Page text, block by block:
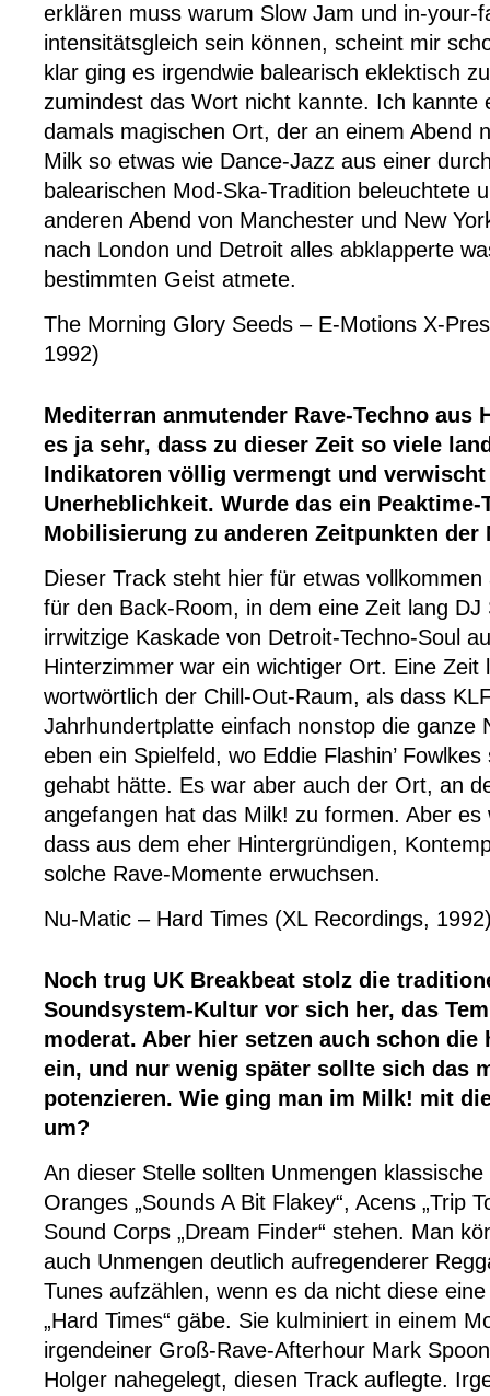
erklären muss warum Slow Jam und in-your-
intensitätsgleich sein können, scheint mir
klar ging es irgendwie balearisch eklektisch
zumindest das Wort nicht kannte. Ich kannte
damals magischen Ort, der an einem Abend
Milk so etwas wie Dance-Jazz aus einer
balearischen Mod-Ska-Tradition beleuchtete
anderen Abend von Manchester und New
nach London und Detroit alles abklapperte
bestimmten Geist atmete.
The Morning Glory Seeds – E-Motions X-
1992)
Mediterran anmutender Rave-Techno aus
es ja sehr, dass zu dieser Zeit so viele
Indikatoren völlig vermengt und
Unerheblichkeit. Wurde das ein Peaktime-
Mobilisierung zu anderen Zeitpunkten der
Dieser Track steht hier für etwas
für den Back-Room, in dem eine Zeit lang DJ
irrwitzige Kaskade von Detroit-Techno-Soul
Hinterzimmer war ein wichtiger Ort. Eine Zeit
wortwörtlich der Chill-Out-Raum, als dass
Jahrhundertplatte einfach nonstop die ganze
eben ein Spielfeld, wo Eddie Flashin’
gehabt hätte. Es war aber auch der Ort, an
angefangen hat das Milk! zu formen. Aber es
dass aus dem eher Hintergründigen,
solche Rave-Momente erwuchsen.
Nu-Matic – Hard Times (XL Recordings,
Noch trug UK Breakbeat stolz die
Soundsystem-Kultur vor sich her, das
moderat. Aber hier setzen auch schon die
ein, und nur wenig später sollte sich das
potenzieren. Wie ging man im Milk! mit
um?
An dieser Stelle sollten Unmengen
Oranges „Sounds A Bit Flakey“, Acens „Trip
Sound Corps „Dream Finder“ stehen. Man
auch Unmengen deutlich aufregenderer
Tunes aufzählen, wenn es da nicht diese
„Hard Times“ gäbe. Sie kulminiert in einem
irgendeiner Groß-Rave-Afterhour Mark
Holger nahegelegt, diesen Track auflegte.